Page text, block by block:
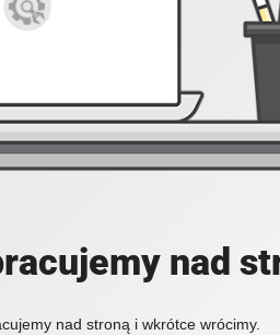
nad
nad stroną i wkrótce wrócimy.